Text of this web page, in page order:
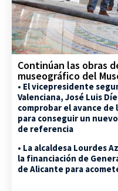
Continúan las obras
museográfico del
• El vicepresidente
Valenciana, José Luis
comprobar el avance
para conseguir un
de referencia
• La alcaldesa Lourdes
la financiación de
de Alicante para